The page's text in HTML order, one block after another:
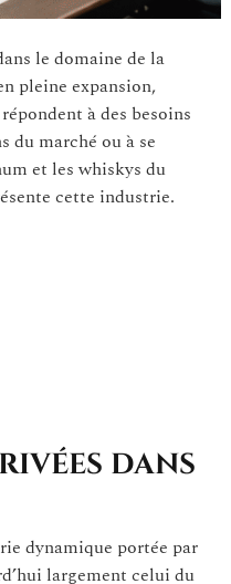
le domaine de la
pleine expansion,
à des besoins
du marché ou à se
et les whiskys du
cette industrie.
dans
dynamique portée par
largement celui du